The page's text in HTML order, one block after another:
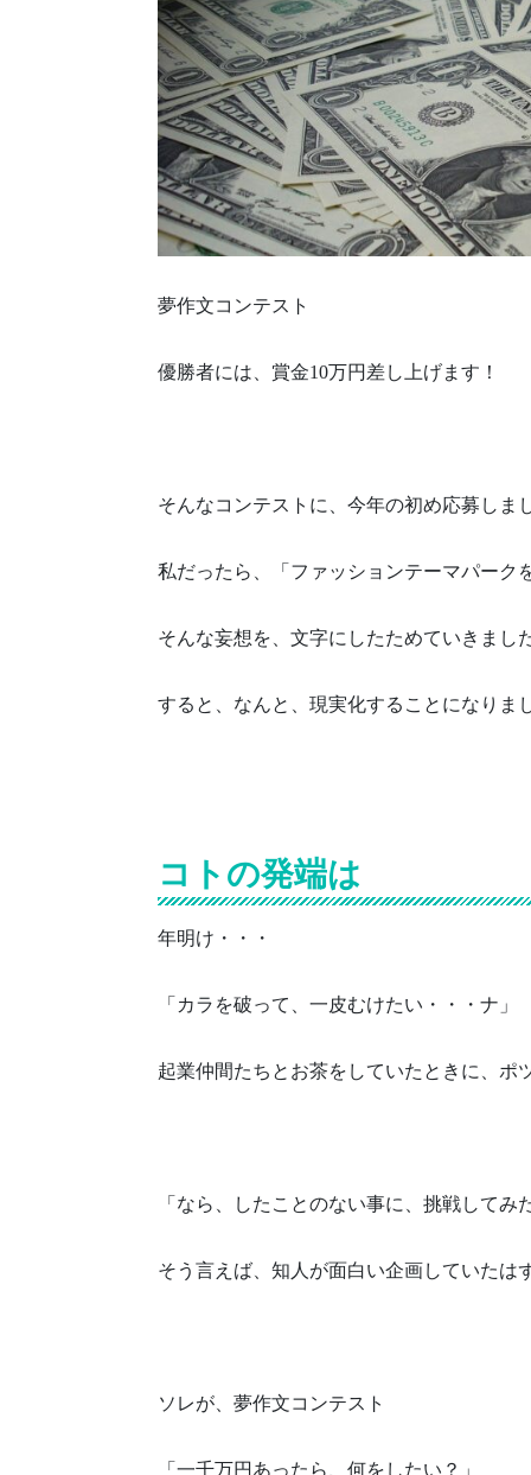
夢作文コンテスト
優勝者には、賞金10万円差し上げます！
そんなコンテストに、今年の初め応募しま
私だったら、「ファッションテーマパーク
そんな妄想を、文字にしたためていきまし
すると、なんと、現実化することになりま
コトの発端は
年明け・・・
「カラを破って、一皮むけたい・・・ナ」
起業仲間たちとお茶をしていたときに、ポ
「なら、したことのない事に、挑戦してみ
そう言えば、知人が面白い企画していたは
ソレが、夢作文コンテスト
「一千万円あったら、何をしたい？」